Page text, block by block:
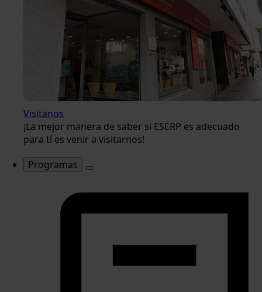
Visítanos
¡La mejor manera de saber si ESERP es adecuado
para tí es venir a visitarnos!
Programas